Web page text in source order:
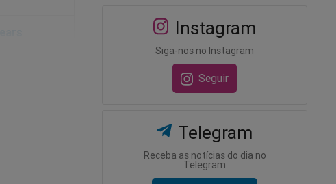
Instagram
Siga-nos no Instagram
Seguir
Telegram
Receba as notícias do dia no
Telegram